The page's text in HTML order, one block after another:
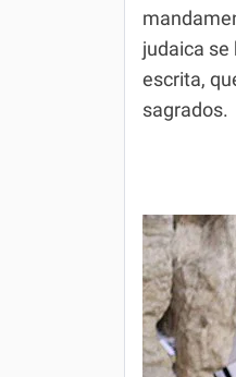
Todos os
judaica se
escrita,
sagrados.